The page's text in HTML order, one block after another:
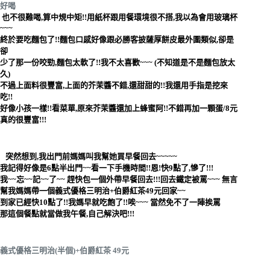
好喝
也不很難喝,算中規中矩!!用紙杯跟用餐環境很不搭,我以為會用玻璃杯
~~~
終於要吃麵包了!!麵包口感好像跟必勝客披薩厚餅皮最外圍類似,卻是
卻
少了那一份咬勁,麵包太軟了!!我不太喜歡~~~ (不知道是不是麵包放太
久)
不過上面料很豐富,上面的芥茉醬不錯,還甜甜的!!我還用手指是挖來
吃!!
好像小孩一樣!!看菜單,原來芥茉醬還加上蜂蜜阿!!不錯再加一顆蛋/8元
真的很豐富!!!
突然想到,我出門前媽媽叫我幫她買早餐回去~~~~~
我記得好像是6點半出門~~看一下手機時間!!恩!快9點了,慘了!!!
我~~忘~~記~~了~~ 趕快包一個外帶早餐回去!!!回去鐵定被罵~~~ 無言
幫我媽媽帶一個義式優格三明治+伯爵紅茶49元回家~~
到家已經快10點了!!我媽早就吃飽了!!唉~~~ 當然免不了一陣挨罵
那這個餐點就當做我午餐,自己解決吧!!!
義式優格三明治(半個)+伯爵紅茶 49元